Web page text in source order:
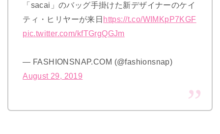
「sacai」のバッグ手掛けた新デザイナーのケイ
ティ・ヒリヤーが来日 https://t.co/WIMKpP7KGF
pic.twitter.com/kfTGrgQGJm
— FASHIONSNAP.COM (@fashionsnap)
August 29, 2019